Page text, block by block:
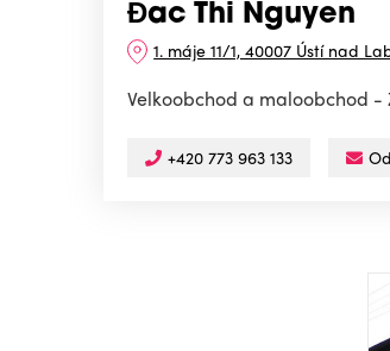
Đac Thi Nguyen
1. máje 11/1, 40007 Ústí nad
Velkoobchod a maloobchod
+420 773 963 133